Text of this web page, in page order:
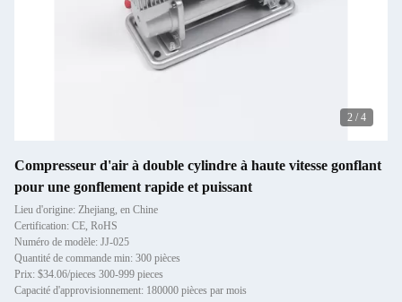
2 / 4
Compresseur d'air à double cylindre à haute vitesse gonflant
pour une gonflement rapide et puissant
Lieu d'origine: Zhejiang, en Chine
Certification: CE, RoHS
Numéro de modèle: JJ-025
Quantité de commande min: 300 pièces
Prix: $34.06/pieces 300-999 pieces
Capacité d'approvisionnement: 180000 pièces par mois